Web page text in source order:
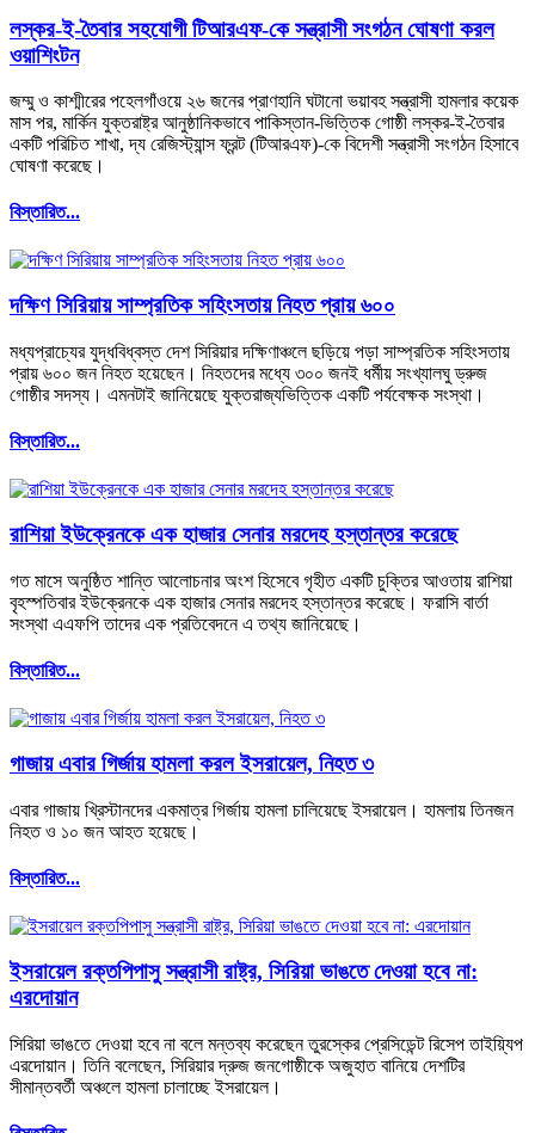
লস্কর-ই-তৈবার সহযোগী টিআরএফ-কে সন্ত্রাসী সংগঠন ঘোষণা করল
ওয়াশিংটন
জম্মু ও কাশ্মীরের পহেলগাঁওয়ে ২৬ জনের প্রাণহানি ঘটানো ভয়াবহ সন্ত্রাসী হামলার কয়েক
মাস পর, মার্কিন যুক্তরাষ্ট্র আনুষ্ঠানিকভাবে পাকিস্তান-ভিত্তিক গোষ্ঠী লস্কর-ই-তৈবার
একটি পরিচিত শাখা, দ্য রেজিস্ট্যান্স ফ্রন্ট (টিআরএফ)-কে বিদেশী সন্ত্রাসী সংগঠন হিসাবে
ঘোষণা করেছে।
বিস্তারিত...
দক্ষিণ সিরিয়ায় সাম্প্রতিক সহিংসতায় নিহত প্রায় ৬০০
মধ্যপ্রাচ্যের যুদ্ধবিধ্বস্ত দেশ সিরিয়ার দক্ষিণাঞ্চলে ছড়িয়ে পড়া সাম্প্রতিক সহিংসতায়
প্রায় ৬০০ জন নিহত হয়েছেন। নিহতদের মধ্যে ৩০০ জনই ধর্মীয় সংখ্যালঘু ড্রুজ
গোষ্ঠীর সদস্য। এমনটাই জানিয়েছে যুক্তরাজ্যভিত্তিক একটি পর্যবেক্ষক সংস্থা।
বিস্তারিত...
রাশিয়া ইউক্রেনকে এক হাজার সেনার মরদেহ হস্তান্তর করেছে
গত মাসে অনুষ্ঠিত শান্তি আলোচনার অংশ হিসেবে গৃহীত একটি চুক্তির আওতায় রাশিয়া
বৃহস্পতিবার ইউক্রেনকে এক হাজার সেনার মরদেহ হস্তান্তর করেছে। ফরাসি বার্তা
সংস্থা এএফপি তাদের এক প্রতিবেদনে এ তথ্য জানিয়েছে।
বিস্তারিত...
গাজায় এবার গির্জায় হামলা করল ইসরায়েল, নিহত ৩
এবার গাজায় খ্রিস্টানদের একমাত্র গির্জায় হামলা চালিয়েছে ইসরায়েল। হামলায় তিনজন
নিহত ও ১০ জন আহত হয়েছে।
বিস্তারিত...
ইসরায়েল রক্তপিপাসু সন্ত্রাসী রাষ্ট্র, সিরিয়া ভাঙতে দেওয়া হবে না:
এরদোয়ান
সিরিয়া ভাঙতে দেওয়া হবে না বলে মন্তব্য করেছেন তুরস্কের প্রেসিডেন্ট রিসেপ তাইয়্যিপ
এরদোয়ান। তিনি বলেছেন, সিরিয়ার দ্রুজ জনগোষ্ঠীকে অজুহাত বানিয়ে দেশটির
সীমান্তবর্তী অঞ্চলে হামলা চালাচ্ছে ইসরায়েল।